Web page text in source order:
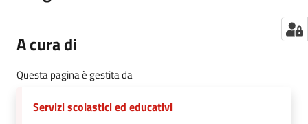
A cura di
Questa pagina è gestita da
Servizi scolastici ed educativi